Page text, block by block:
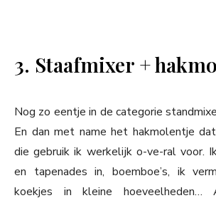
3. Staafmixer +
Nog zo eentje in de categorie
En dan met name het hakmolentje
die gebruik ik werkelijk o-ve-ral voor.
en tapenades in, boemboe’s, ik
koekjes in kleine